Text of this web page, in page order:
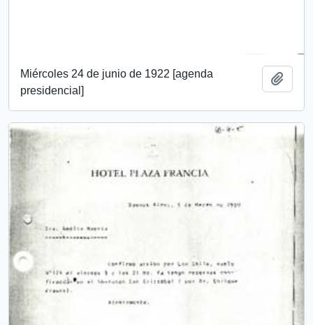
Miércoles 24 de junio de 1922 [agenda
presidencial]